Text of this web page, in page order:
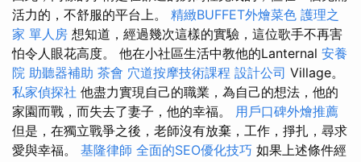
活力的，不舒服的平台上。 精緻BUFFET外燴菜色 護理之
家 單人房 想知道，經過幾次這樣的實驗，這位歌手不再害
怕令人眼花高度。 他在小社區生活中教他的Lanternal 安養
院 助聽器補助 茶會 穴道按摩技術課程 設計公司 Village。
私家偵探社 他盡力實現自己的職業，為自己的想法，他的
家園而戰，而失去了妻子，他的幸福。 用戶口碑外燴推薦
但是，在獨立戰爭之後，老師沒有放棄，工作，掙扎，尋求
愛與幸福。 基隆律師 全面的SEO優化技巧 如果上述條件經